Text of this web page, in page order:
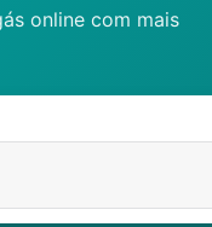
online com mais